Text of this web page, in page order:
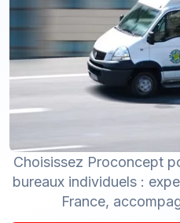
Choisissez Proconcept
bureaux individuels :
France,